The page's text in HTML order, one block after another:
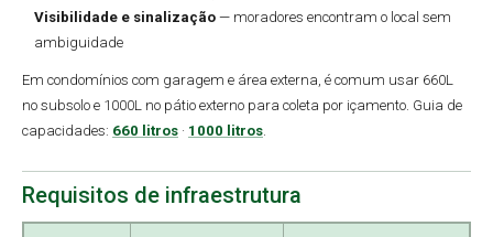
Visibilidade e sinalização — moradores encontram o local sem
ambiguidade
Em condomínios com garagem e área externa, é comum usar 660L
no subsolo e 1000L no pátio externo para coleta por içamento. Guia de
capacidades: 660 litros · 1000 litros
Requisitos de infraestrutura